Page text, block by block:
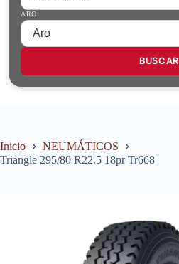
ARO
BUSCAR
Inicio
NEUMÁTICOS
Triangle 295/80 R22.5 18pr Tr668